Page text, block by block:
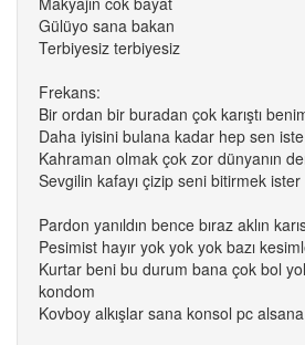
Gülüyo sana bakan
Terbiyesiz terbiyesiz
Frekans:
Bir ordan bir buradan çok karıştı
Daha iyisini bulana kadar hep sen iste
Kahraman olmak çok zor dünyanın
Sevgilin kafayı çizip seni bitirmek ister
Pardon yanıldın bence bıraz aklın
Pesimist hayır yok yok yok bazı
Kurtar beni bu durum bana çok bol
kondom
Kovboy alkışlar sana konsol pc